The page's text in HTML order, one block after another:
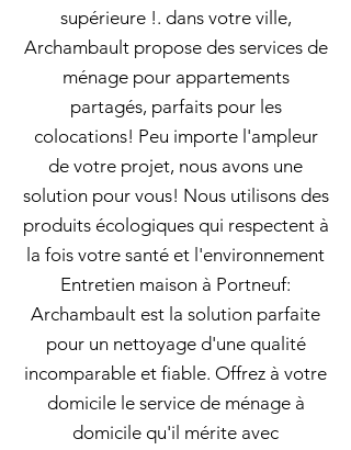
supérieure !. dans votre ville,
Archambault propose des services de
ménage pour appartements
partagés, parfaits pour les
colocations! Peu importe l'ampleur
de votre projet, nous avons une
solution pour vous! Nous utilisons des
produits écologiques qui respectent à
la fois votre santé et l'environnement
Entretien maison à Portneuf:
Archambault est la solution parfaite
pour un nettoyage d'une qualité
incomparable et fiable. Offrez à votre
domicile le service de ménage à
domicile qu'il mérite avec